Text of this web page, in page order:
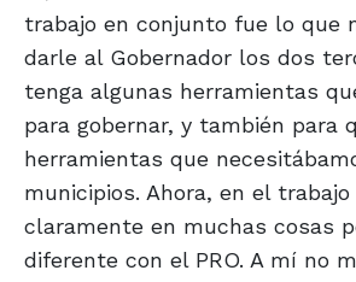
trabajo en conjunto fue lo que
darle al Gobernador los dos
tenga algunas herramientas
para gobernar, y también para
herramientas que
municipios. Ahora, en el
claramente en muchas cosas
diferente con el PRO. A mí no